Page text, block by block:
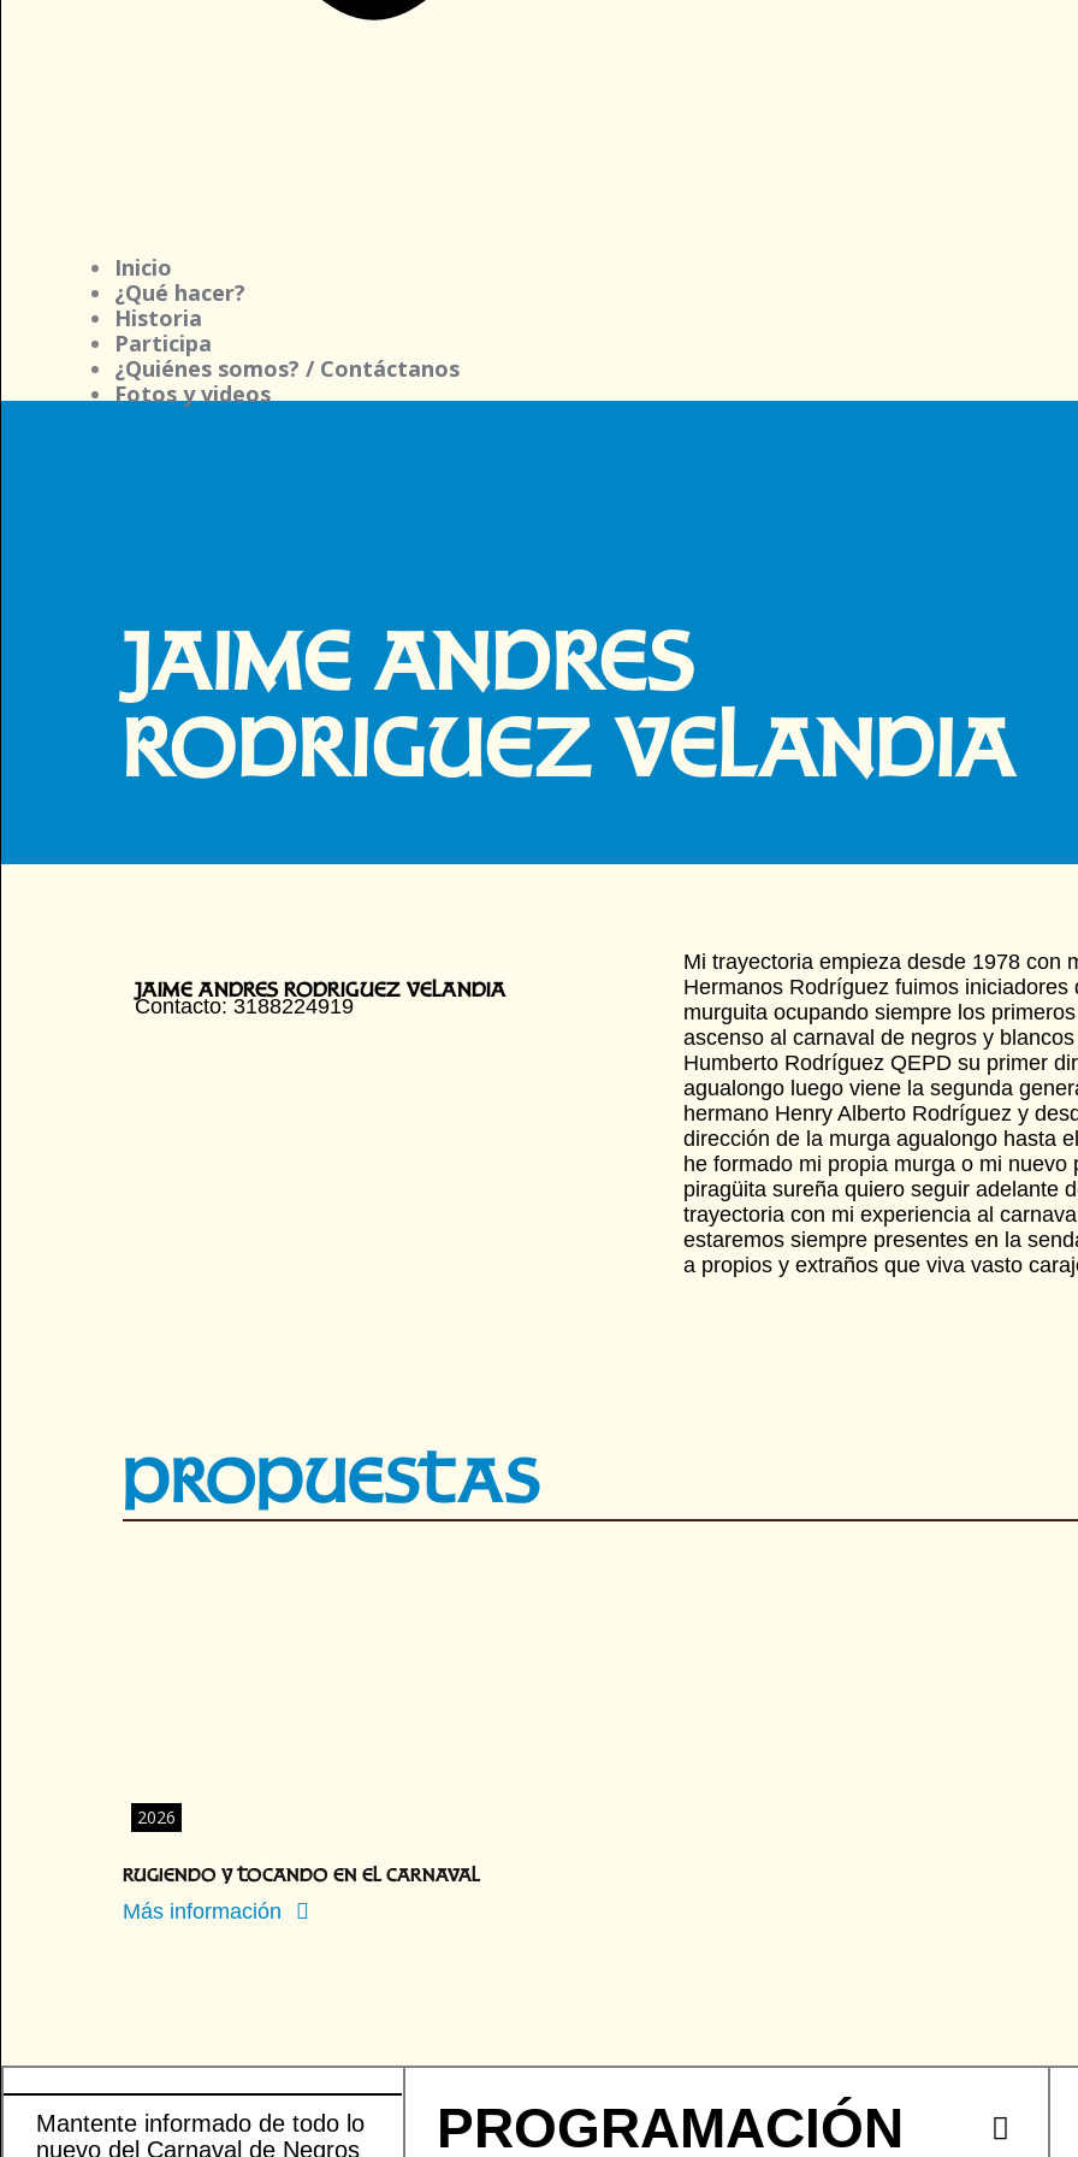
Inicio
¿Qué hacer?
Historia
Participa
¿Quiénes somos? / Contáctanos
Fotos y videos
JAIME ANDRES
RODRIGUEZ VELANDIA
JAIME ANDRES RODRIGUEZ VELANDIA
Contacto: 3188224919
Mi trayectoria empieza desde 1978 con
Hermanos Rodríguez fuimos
murguita ocupando siempre los
ascenso al carnaval de negros y
Humberto Rodríguez QEPD su primer
agualongo luego viene la segunda
hermano Henry Alberto Rodríguez y
dirección de la murga agualongo hasta
he formado mi propia murga o mi nuevo
piragüita sureña quiero seguir adelante
trayectoria con mi experiencia al
estaremos siempre presentes en la
a propios y extraños que viva vasto
Propuestas
2026
RUGIENDO Y TOCANDO EN EL CARNAVAL
Más información
Mantente informado de todo lo
nuevo del Carnaval de Negros
PROGRAMACIÓN